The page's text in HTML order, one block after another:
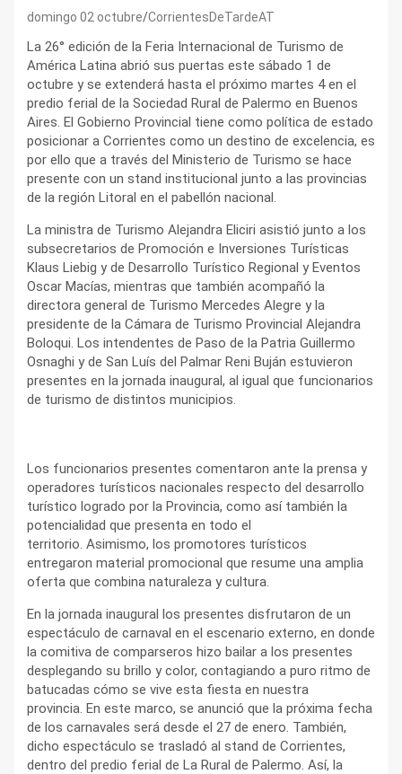
domingo 02 octubre CorrientesDeTardeAT
La 26° edición de la Feria Internacional de Turismo de
América Latina abrió sus puertas este sábado 1 de
octubre y se extenderá hasta el próximo martes 4 en el
predio ferial de la Sociedad Rural de Palermo en Buenos
Aires. El Gobierno Provincial tiene como política de estado
posicionar a Corrientes como un destino de excelencia, es
por ello que a través del Ministerio de Turismo se hace
presente con un stand institucional junto a las provincias
de la región Litoral en el pabellón nacional.
La ministra de Turismo Alejandra Eliciri asistió junto a los
subsecretarios de Promoción e Inversiones Turísticas
Klaus Liebig y de Desarrollo Turístico Regional y Eventos
Oscar Macías, mientras que también acompañó la
directora general de Turismo Mercedes Alegre y la
presidente de la Cámara de Turismo Provincial Alejandra
Boloqui. Los intendentes de Paso de la Patria Guillermo
Osnaghi y de San Luís del Palmar Reni Buján estuvieron
presentes en la jornada inaugural, al igual que funcionarios
de turismo de distintos municipios.
Los funcionarios presentes comentaron ante la prensa y
operadores turísticos nacionales respecto del desarrollo
turístico logrado por la Provincia, como así también la
potencialidad que presenta en todo el
territorio. Asimismo, los promotores turísticos
entregaron material promocional que resume una amplia
oferta que combina naturaleza y cultura.
En la jornada inaugural los presentes disfrutaron de un
espectáculo de carnaval en el escenario externo, en donde
la comitiva de comparseros hizo bailar a los presentes
desplegando su brillo y color, contagiando a puro ritmo de
batucadas cómo se vive esta fiesta en nuestra
provincia. En este marco, se anunció que la próxima fecha
de los carnavales será desde el 27 de enero. También,
dicho espectáculo se trasladó al stand de Corrientes,
dentro del predio ferial de La Rural de Palermo. Así, la